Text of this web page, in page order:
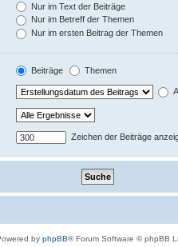
Nur im Text der Beiträge
Nur im Betreff der Themen
Nur im ersten Beitrag der Themen
Beiträge Themen
Zeichen der Beiträge
by phpBB® Forum Software © phpBB